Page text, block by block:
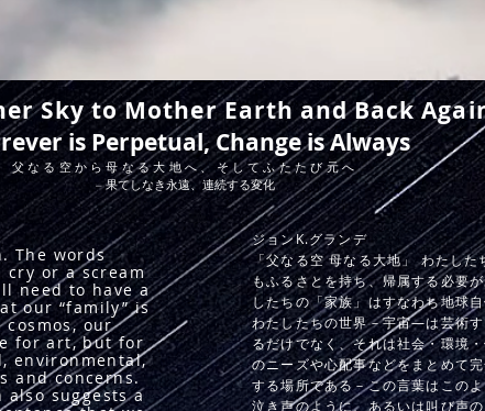
Sky to Mother Earth and Back
is Perpetual, Change is Always
父なる空から母なる大地へ、そしてふたたび元へ
– 果てしなき永遠、連続する変化
The words
cry or a scream
need to have a
our “family” is
our
for art, but for
environmental,
and concerns.
also suggests a
​ジョンK.グランデ
「父なる空 母なる大地」 わたした
もふるさとを持ち、帰属する必要
したちの「家族」はすなわち地球
わたしたちの世界－宇宙―は芸術
るだけでなく、それは社会・環境
のニーズや心配事などをまとめて
する場所である－この言葉はこの
泣き声のように、あるいは叫び声